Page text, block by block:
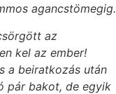
agancstömegig.
az
kel az ember!
a beiratkozás után
pár bakot, de egyik